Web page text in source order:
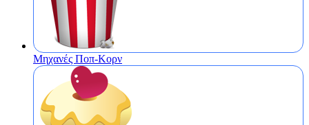
Μηχανές Ποπ-Κορν